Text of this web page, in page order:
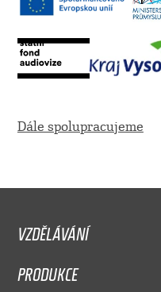
Dále spolupracujeme
VZDĚLÁVÁNÍ
PRODUKCE